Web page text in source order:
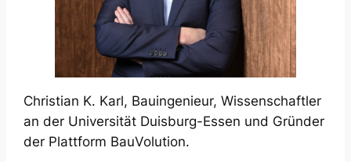
Christian K. Karl, Bauingenieur, Wissenschaftler
an der Universität Duisburg-Essen und Gründer
der Plattform BauVolution.